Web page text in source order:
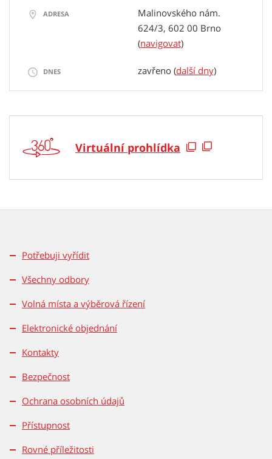
ADRESA
Malinovského nám.
624/3, 602 00 Brno
(navigovat)
DNES zavřeno (další dny)
Virtuální prohlídka
Potřebuji vyřídit
Všechny odbory
Volná místa a výběrová řízení
Elektronické objednání
Kontakty
Bezpečnost
Ochrana osobních údajů
Přístupnost
Rovné příležitosti